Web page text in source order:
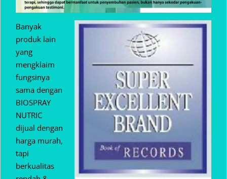
Banyak
produk lain
yang
mengklaim
fungsinya
sama dengan
BIOSPRAY
NUTRIC
dijual dengan
harga murah,
tapi
berkualitas